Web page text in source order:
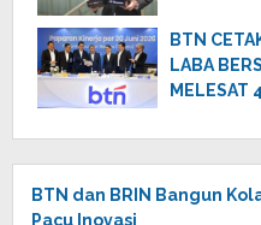
BTN
LABA
MELESAT
BTN dan BRIN Bangun
Pacu Inovasi